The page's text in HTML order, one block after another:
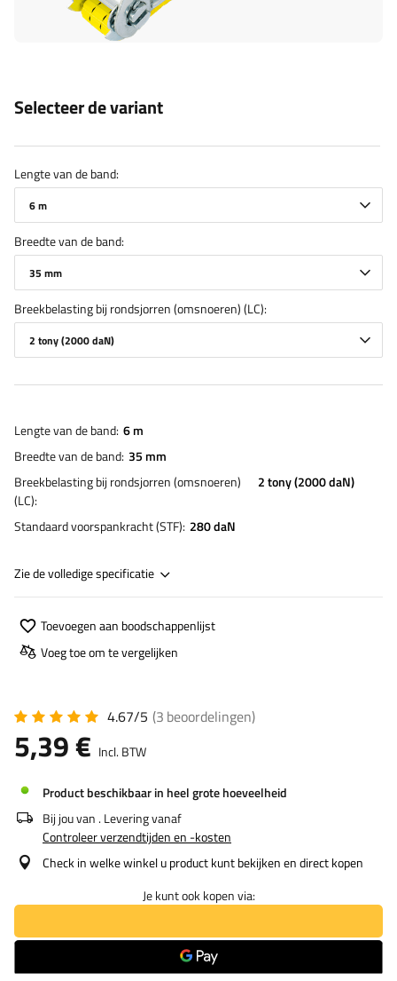
Selecteer de variant
Lengte van de band
6 m
Breedte van de band
35 mm
Breekbelasting bij rondsjorren (omsnoeren) (LC)
2 tony (2000 daN)
Lengte van de band 6 m
Breedte van de band 35 mm
Breekbelasting bij rondsjorren (omsnoeren)
(LC)
2 tony (2000 daN)
Standaard voorspankracht (STF) 280 daN
Zie de volledige specificatie
Toevoegen aan boodschappenlijst
Voeg toe om te vergelijken
4.67/5 (3 beoordelingen)
5,39 € Incl. BTW
Product beschikbaar in heel grote hoeveelheid
Bij jou van . Levering vanaf
Controleer verzendtijden en -kosten
Check in welke winkel u product kunt bekijken en direct kopen
Je kunt ook kopen via: